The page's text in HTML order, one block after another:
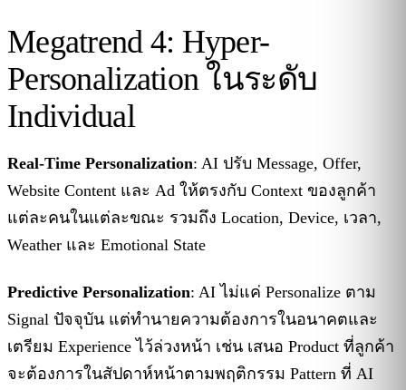
Megatrend 4: Hyper-
Personalization ในระดับ
Individual
Real-Time Personalization: AI ปรับ Message, Offer,
Website Content และ Ad ให้ตรงกับ Context ของลูกค้า
แต่ละคนในแต่ละขณะ รวมถึง Location, Device, เวลา,
Weather และ Emotional State
Predictive Personalization: AI ไม่แค่ Personalize ตาม
Signal ปัจจุบัน แต่ทำนายความต้องการในอนาคตและ
เตรียม Experience ไว้ล่วงหน้า เช่น เสนอ Product ที่ลูกค้า
จะต้องการในสัปดาห์หน้าตามพฤติกรรม Pattern ที่ AI